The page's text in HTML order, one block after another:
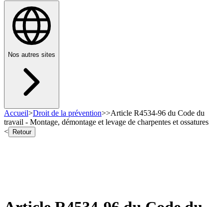
Nos autres sites
Accueil>Droit de la prévention>>Article R4534-96 du Code du
travail - Montage, démontage et levage de charpentes et ossatures
<
Retour